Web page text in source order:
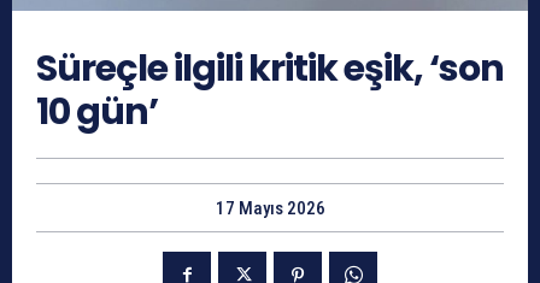
Süreçle ilgili kritik eşik, ‘son
10 gün’
17 Mayıs 2026